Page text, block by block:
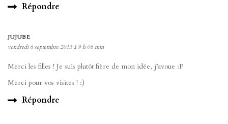
Répondre
JUJUBE
vendredi 6 septembre 2013 à 9 h 06 min
Merci les filles ! Je suis plutôt fière de mon idée, j’avoue :P
Merci pour vos visites ! :)
Répondre